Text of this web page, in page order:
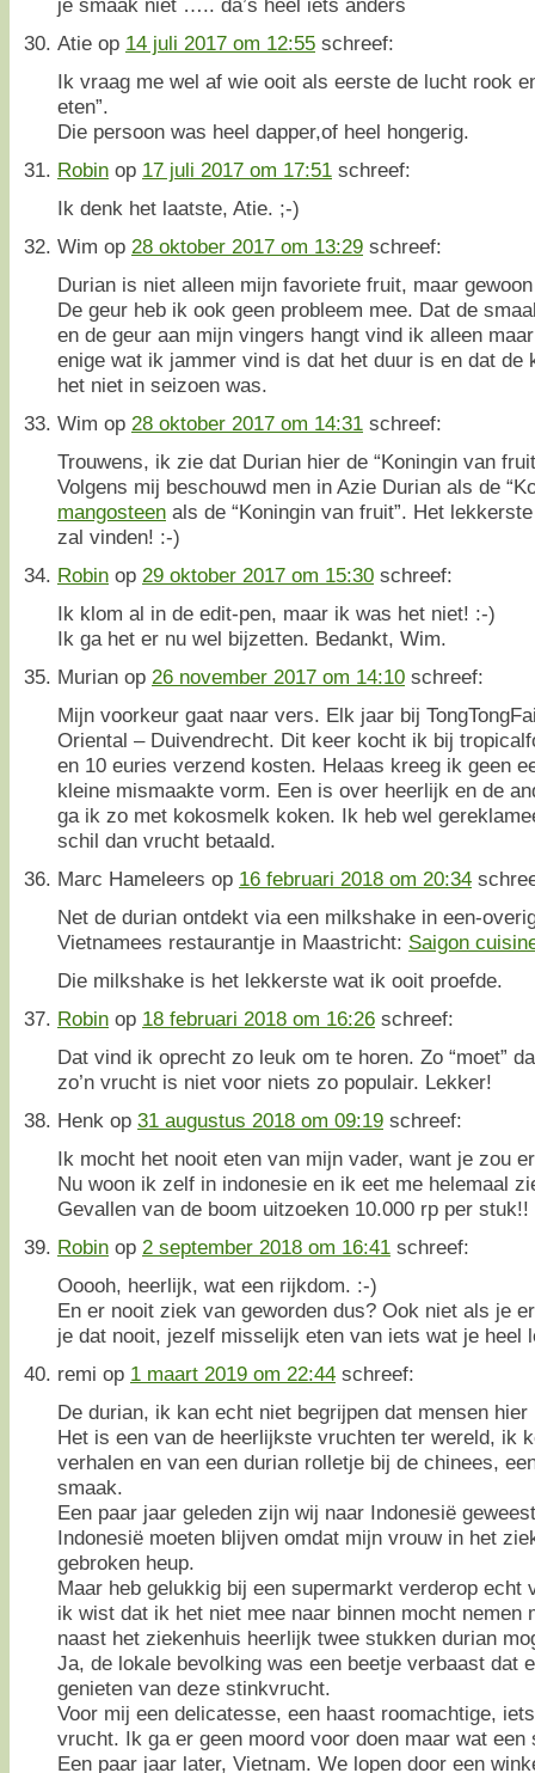
Atie op 14 juli 2017 om 12:55 schreef:
Ik vraag me wel af wie ooit als eerste de lucht rook
eten”.
Die persoon was heel dapper,of heel hongerig.
Robin op 17 juli 2017 om 17:51 schreef:
Ik denk het laatste, Atie. ;-)
Wim op 28 oktober 2017 om 13:29 schreef:
Durian is niet alleen mijn favoriete fruit, maar
De geur heb ik ook geen probleem mee. Dat de
en de geur aan mijn vingers hangt vind ik alleen
enige wat ik jammer vind is dat het duur is en dat de
het niet in seizoen was.
Wim op 28 oktober 2017 om 14:31 schreef:
Trouwens, ik zie dat Durian hier de “Koningin van
Volgens mij beschouwd men in Azie Durian als de
mangosteen als de “Koningin van fruit”. Het
zal vinden! :-)
Robin op 29 oktober 2017 om 15:30 schreef:
Ik klom al in de edit-pen, maar ik was het niet! :-)
Ik ga het er nu wel bijzetten. Bedankt, Wim.
Murian op 26 november 2017 om 14:10 schreef:
Mijn voorkeur gaat naar vers. Elk jaar bij
Oriental – Duivendrecht. Dit keer kocht ik bij
en 10 euries verzend kosten. Helaas kreeg ik geen
kleine mismaakte vorm. Een is over heerlijk en de
ga ik zo met kokosmelk koken. Ik heb wel
schil dan vrucht betaald.
Marc Hameleers op 16 februari 2018 om 20:34
Net de durian ontdekt via een milkshake in een-
Vietnamees restaurantje in Maastricht: Saigon
Die milkshake is het lekkerste wat ik ooit proefde.
Robin op 18 februari 2018 om 16:26 schreef:
Dat vind ik oprecht zo leuk om te horen. Zo “moet”
zo’n vrucht is niet voor niets zo populair. Lekker!
Henk op 31 augustus 2018 om 09:19 schreef:
Ik mocht het nooit eten van mijn vader, want je zou
Nu woon ik zelf in indonesie en ik eet me helemaal
Gevallen van de boom uitzoeken 10.000 rp per
Robin op 2 september 2018 om 16:41 schreef:
Ooooh, heerlijk, wat een rijkdom. :-)
En er nooit ziek van geworden dus? Ook niet als je
je dat nooit, jezelf misselijk eten van iets wat je heel
remi op 1 maart 2019 om 22:44 schreef:
De durian, ik kan echt niet begrijpen dat mensen
Het is een van de heerlijkste vruchten ter wereld, ik
verhalen en van een durian rolletje bij de chinees,
smaak.
Een paar jaar geleden zijn wij naar Indonesië
Indonesië moeten blijven omdat mijn vrouw in het
gebroken heup.
Maar heb gelukkig bij een supermarkt verderop echt
ik wist dat ik het niet mee naar binnen mocht nemen
naast het ziekenhuis heerlijk twee stukken durian
Ja, de lokale bevolking was een beetje verbaast dat
genieten van deze stinkvrucht.
Voor mij een delicatesse, een haast roomachtige,
vrucht. Ik ga er geen moord voor doen maar wat een
Een paar jaar later, Vietnam. We lopen door een